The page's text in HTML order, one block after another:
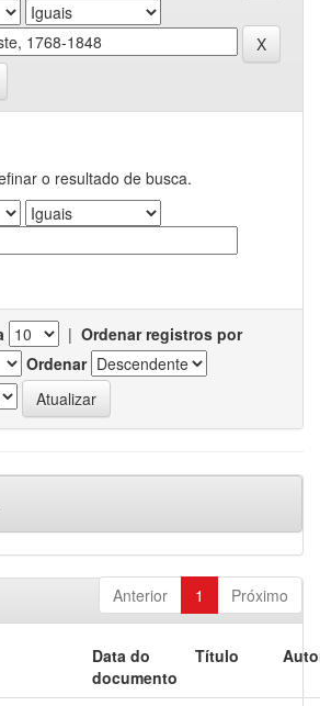
o resultado de busca.
| Ordenar registros por
Ordenar
Anterior 1 Próximo
Data do
documento
Título